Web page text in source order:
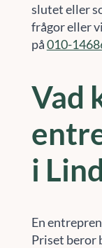
slutet eller
frågor eller
på010-
Vad
i
En
Priset beror